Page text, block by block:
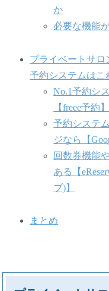
か
必要な機能
プライベートサロ
予約システムはこ
No.1予約シ
【freee予約】
予約システ
ジなら【
回数券機能
ある【
ブ)】
まとめ